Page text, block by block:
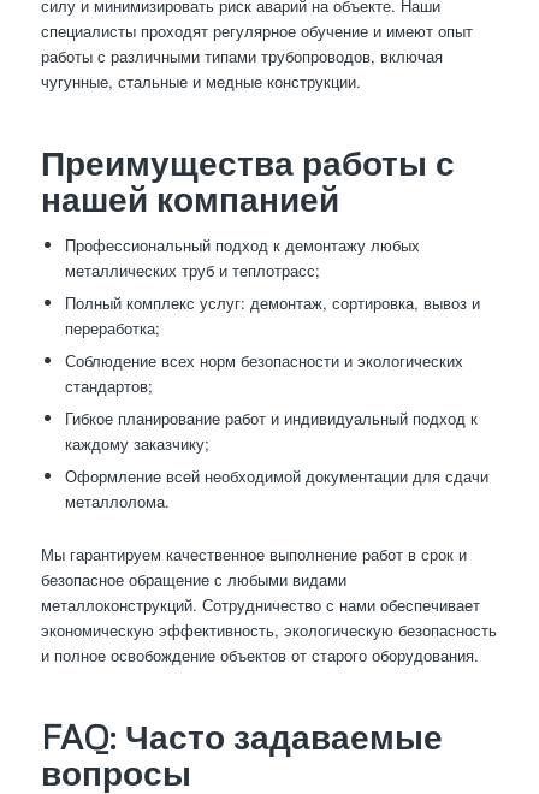
силу и минимизировать риск аварий на объекте. Наши
специалисты проходят регулярное обучение и имеют опыт
работы с различными типами трубопроводов, включая
чугунные, стальные и медные конструкции.
Преимущества работы с
нашей компанией
Профессиональный подход к демонтажу любых
металлических труб и теплотрасс;
Полный комплекс услуг: демонтаж, сортировка, вывоз и
переработка;
Соблюдение всех норм безопасности и экологических
стандартов;
Гибкое планирование работ и индивидуальный подход к
каждому заказчику;
Оформление всей необходимой документации для сдачи
металлолома.
Мы гарантируем качественное выполнение работ в срок и
безопасное обращение с любыми видами
металлоконструкций. Сотрудничество с нами обеспечивает
экономическую эффективность, экологическую безопасность
и полное освобождение объектов от старого оборудования.
FAQ: Часто задаваемые
вопросы